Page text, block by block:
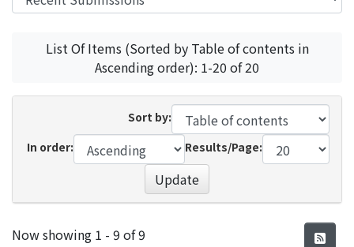
List Of Items (Sorted by Table of contents in
Ascending order): 1-20 of 20
Sort by:
In order:
Results/Page:
Update
Recent Submissions
Now showing 1 - 9 of 9